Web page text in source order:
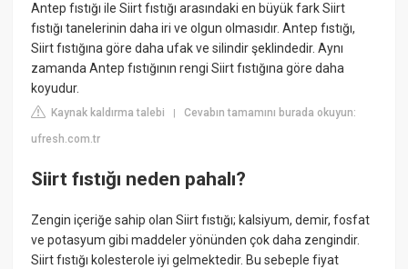
Antep fıstığı ile Siirt fıstığı arasındaki en büyük fark Siirt
fıstığı tanelerinin daha iri ve olgun olmasıdır. Antep fıstığı,
Siirt fıstığına göre daha ufak ve silindir şeklindedir. Aynı
zamanda Antep fıstığının rengi Siirt fıstığına göre daha
koyudur.
Kaynak kaldırma talebi |Cevabın tamamını burada okuyun:
ufresh.com.tr
Siirt fıstığı neden pahalı?
Zengin içeriğe sahip olan Siirt fıstığı; kalsiyum, demir, fosfat
ve potasyum gibi maddeler yönünden çok daha zengindir.
Siirt fıstığı kolesterole iyi gelmektedir. Bu sebeple fiyat